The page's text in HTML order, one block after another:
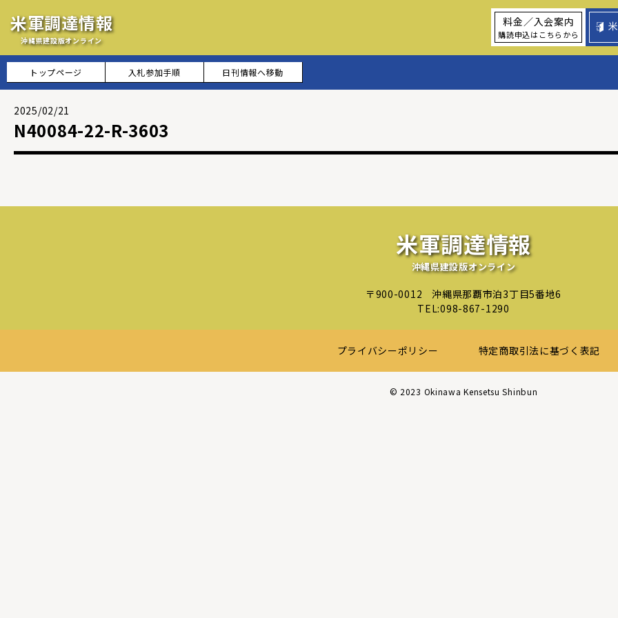
米軍調達情報
沖縄県建設版オンライン
料金／入会案内
購読申込はこちらから
トップページ 入札参加手順 日刊情報へ移動
2025/02/21
N40084-22-R-3603
米軍調達情報
沖縄県建設版オンライン
〒900-0012
沖縄県那覇市泊3丁目5番地6
TEL:098-867-1290
プライバシーポリシー 特定商取引法に基づく表記
©︎ 2023 Okinawa Kensetsu Shinbun